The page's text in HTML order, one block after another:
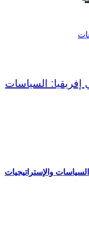
والإستراتيجيات